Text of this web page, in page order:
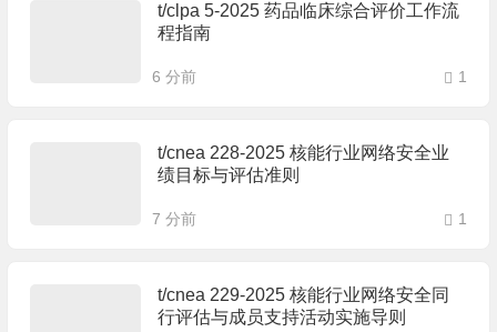
t/clpa 5-2025 药品临床综合评价工作流
程指南
6 分前 1
t/cnea 228-2025 核能行业网络安全业
绩目标与评估准则
7 分前 1
t/cnea 229-2025 核能行业网络安全同
行评估与成员支持活动实施导则